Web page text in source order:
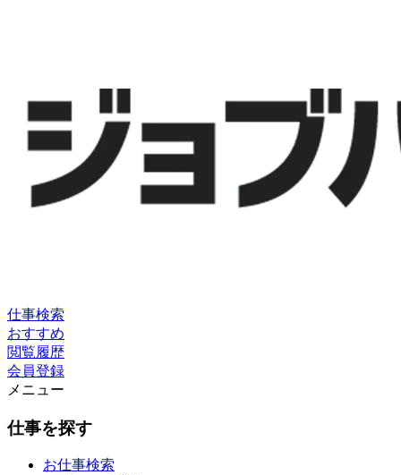
仕事検索
おすすめ
閲覧履歴
会員登録
メニュー
仕事を探す
お仕事検索